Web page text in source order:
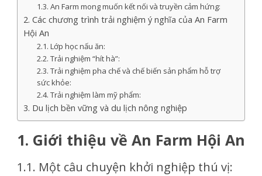
1.3. An Farm mong muốn kết nối và truyền cảm hứng:
2. Các chương trình trải nghiệm ý nghĩa của An Farm
Hội An
2.1. Lớp học nấu ăn:
2.2. Trải nghiệm “hít hà”:
2.3. Trải nghiệm pha chế và chế biến sản phẩm hỗ trợ
sức khỏe:
2.4. Trải nghiệm làm mỹ phẩm:
3. Du lịch bền vững và du lịch nông nghiệp
1. Giới thiệu về An Farm Hội An
1.1. Một câu chuyện khởi nghiệp thú vị: